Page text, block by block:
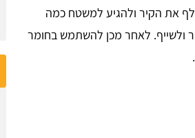
את הקיר ולהגיע למשטח כמה
ולשייף. לאחר מכן להשתמש בחומר